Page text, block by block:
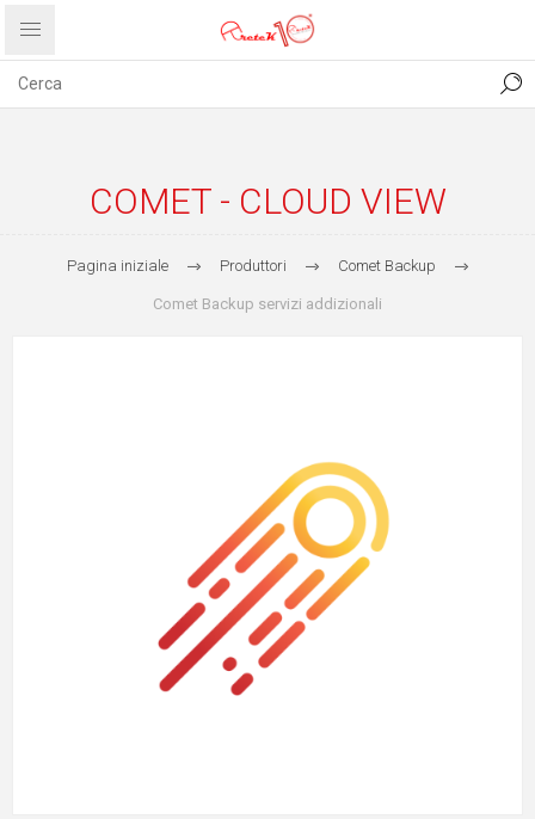
PRIVACY ABOUT US
COMET - CLOUD VIEW
Pagina iniziale Produttori Comet Backup
Comet Backup servizi addizionali